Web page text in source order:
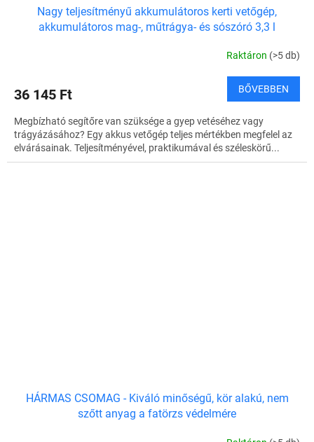
Nagy teljesítményű akkumulátoros kerti vetőgép,
akkumulátoros mag-, műtrágya- és sószóró 3,3 l
Raktáron (>5 db)
36 145 Ft BŐVEBBEN
Megbízható segítőre van szüksége a gyep vetéséhez vagy
trágyázásához? Egy akkus vetőgép teljes mértékben megfelel az
elvárásainak. Teljesítményével, praktikumával és széleskörű...
HÁRMAS CSOMAG - Kiváló minőségű, kör alakú, nem
szőtt anyag a fatörzs védelmére